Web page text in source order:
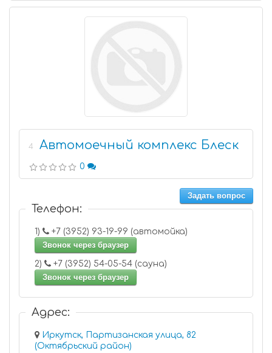
4 Автомоечный комплекс Блеск
0
Задать вопрос
Телефон:
1)
+7 (3952) 93-19-99 (автомойка)
Звонок через браузер
2)
+7 (3952) 54-05-54 (сауна)
Звонок через браузер
Адрес:
Иркутск, Партизанская улица, 82
(Октябрьский район)